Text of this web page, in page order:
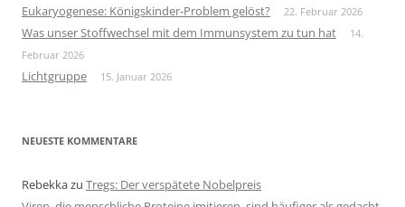
Eukaryogenese: Königskinder-Problem gelöst? 22. Februar 2026
Was unser Stoffwechsel mit dem Immunsystem zu tun hat
14.
Februar 2026
Lichtgruppe 15. Januar 2026
NEUESTE KOMMENTARE
Rebekkazu Tregs: Der verspätete Nobelpreis